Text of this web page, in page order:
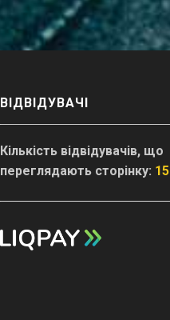
ВІДВІДУВАЧІ
Кількість відвідувачів, що
переглядають сторінку: 15